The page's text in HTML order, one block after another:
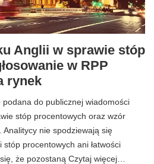
Anglii w sprawie stóp
w RPP
rynek
do publicznej wiadomości
stóp procentowych oraz wzór
Analitycy nie spodziewają się
procentowych ani łatwości
że pozostaną Czytaj więcej…